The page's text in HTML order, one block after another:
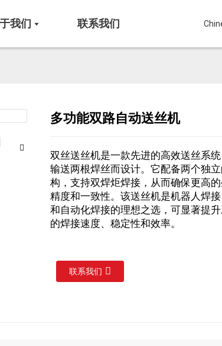
我们 联系我们
Loading...
Loading...
多功能双路自动送丝机
双丝送丝机是一款先进的高效送丝系
输送两根焊丝而设计。它配备两个独
构，支持双焊炬焊接，从而确保更高的
精度和一致性。该送丝机是机器人焊
和自动化焊接的理想之选，可显著提
的焊接速度、稳定性和效率。
联系我们